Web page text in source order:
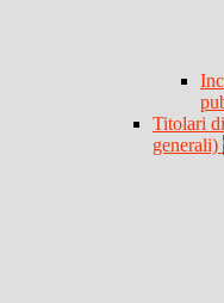
Titolari
generali)